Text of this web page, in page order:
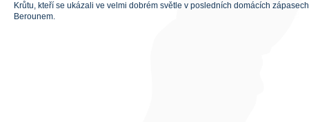
Krůtu, kteří se ukázali ve velmi dobrém světle v posledních domácích
Berounem.